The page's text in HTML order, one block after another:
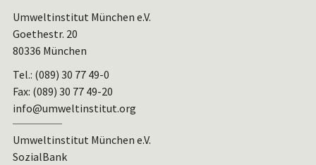
Umweltinstitut München e.V.
Goethestr. 20
80336 München
Tel.: (089) 30 77 49-0
Fax: (089) 30 77 49-20
info@umweltinstitut.org
Umweltinstitut München e.V.
SozialBank